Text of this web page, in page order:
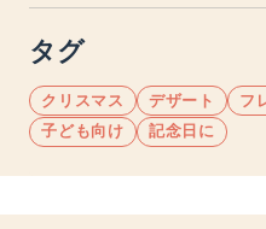
タグ
クリスマス デザート フ
子ども向け
記念日に